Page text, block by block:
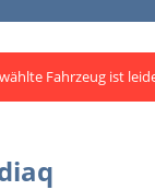
Fahrzeug ist